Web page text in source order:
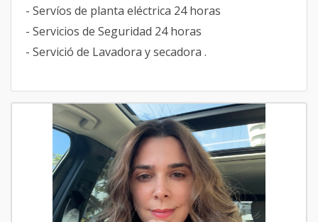
- Servíos de planta eléctrica 24 horas
- Servicios de Seguridad 24 horas
- Servició de Lavadora y secadora .